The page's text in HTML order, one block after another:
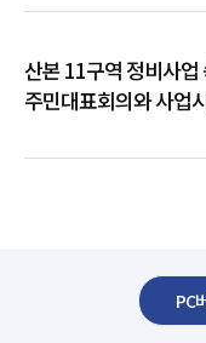
산본 11구역 정비사
주민대표회의와 사업
PC